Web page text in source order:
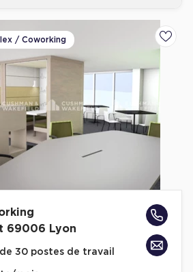
/ Coworking
69006 Lyon
30 postes de travail